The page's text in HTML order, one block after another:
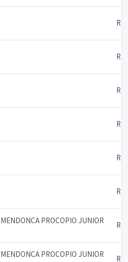
PROCOPIO JUNIOR
PROCOPIO JUNIOR